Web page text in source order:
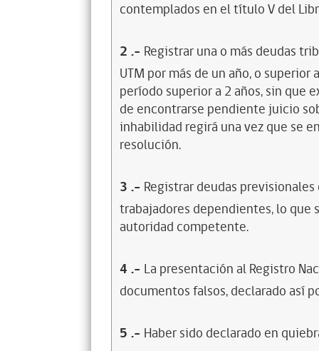
contemplados en el título V del
2 .- Registrar una o más deudas
UTM por más de un año, o
período superior a 2 años, sin que
de encontrarse pendiente juicio
inhabilidad regirá una vez que se
resolución.
3 .- Registrar deudas
trabajadores dependientes, lo
autoridad competente.
4 .- La presentación al Registro
documentos falsos, declarado así
5 .- Haber sido declarado en